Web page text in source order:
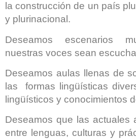
la construcción de un país
y plurinacional.
Deseamos escenarios
nuestras voces sean
Deseamos aulas llenas de
las formas lingüísticas
lingüísticos y conocimientos
Deseamos que las actuales
entre lenguas, culturas y